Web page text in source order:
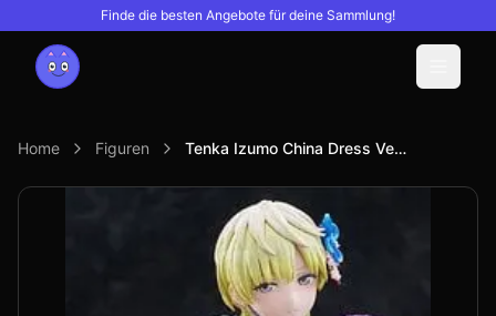
Finde die besten Angebote für deine Sammlung!
Home Figuren Tenka Izumo China Dress Ver (PVC Figure)